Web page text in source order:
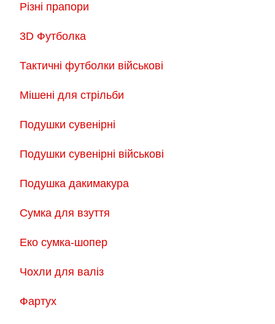
Різні прапори
3D Футболка
Тактичні футболки військові
Мішені для стрільби
Подушки сувенірні
Подушки сувенірні військові
Подушка дакимакура
Сумка для взуття
Еко сумка-шопер
Чохли для валіз
Фартух